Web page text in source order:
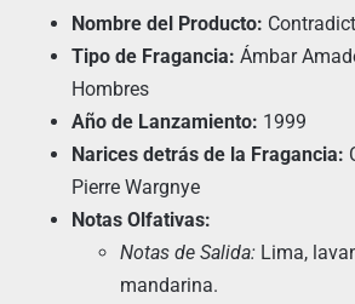
Nombre del Producto:
Tipo de Fragancia: Ámbar
Hombres
Año de Lanzamiento: 1999
Narices detrás de la Fragancia:
Pierre Wargnye
Notas Olfativas:
Notas de Salida:Lima,
mandarina.